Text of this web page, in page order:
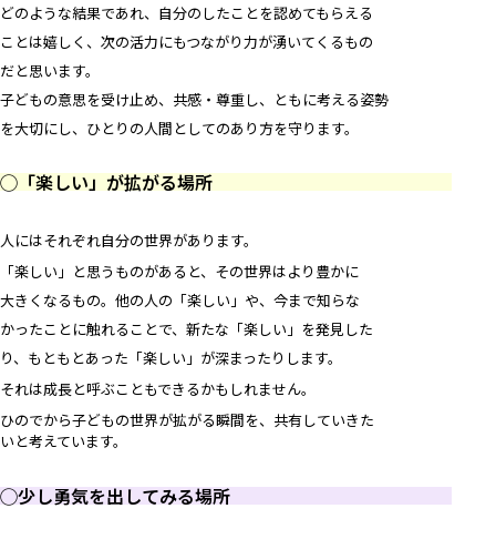
どのような結果であれ、自分のしたことを認めてもらえる
ことは嬉しく、次の活力にもつながり力が湧いてくるもの
だと思います。
子どもの意思を受け止め、共感・尊重し、ともに考える姿勢
を大切にし、ひとりの人間としてのあり方を守ります。
◯「楽しい」が拡がる場所
人にはそれぞれ自分の世界があります。
「楽しい」と思うものがあると、その世界はより豊かに
大きくなるもの。他の人の「楽しい」や、今まで知らな
かったことに触れることで、新たな「楽しい」を発見した
り、もともとあった「楽しい」が深まったりします。
それは成長と呼ぶこともできるかもしれません。
ひのでから子どもの世界が拡がる瞬間を、共有していきた
いと考えています。
◯少し勇気を出してみる場所